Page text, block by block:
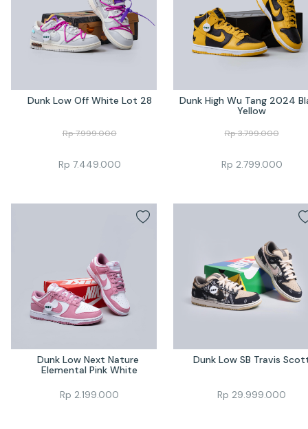
Dunk Low Off White Lot 28
Rp7.999.000
Rp 7.449.000
Dunk High Wu Tang 2024
Yellow
Rp3.799.000
Rp 2.799.000
Dunk Low Next Nature
Elemental Pink White
Rp 2.199.000
Dunk Low SB Travis
Rp 29.999.000